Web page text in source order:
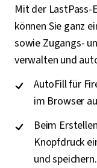
Mit der
können Sie ganz
sowie Zugangs-
verwalten und
AutoFill für
im Browser
Beim
Knopfdruck
und